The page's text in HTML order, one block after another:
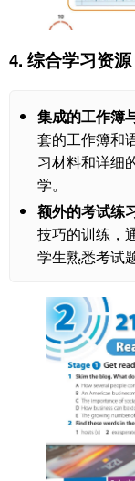
4. 综合学习资源
集成的工作簿
套的工作簿和
习材料和详细
学。
额外的考试练
技巧的训练，
学生熟悉考试